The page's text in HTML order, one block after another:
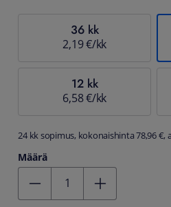
36 kk
2,19 €/kk
12 kk
6,58 €/kk
24 kk sopimus, kokonaishinta 78,96 €,
Määrä